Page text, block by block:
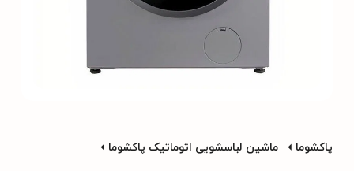
پاکشوما ماشین لباسشویی اتوماتیک پاکشوما